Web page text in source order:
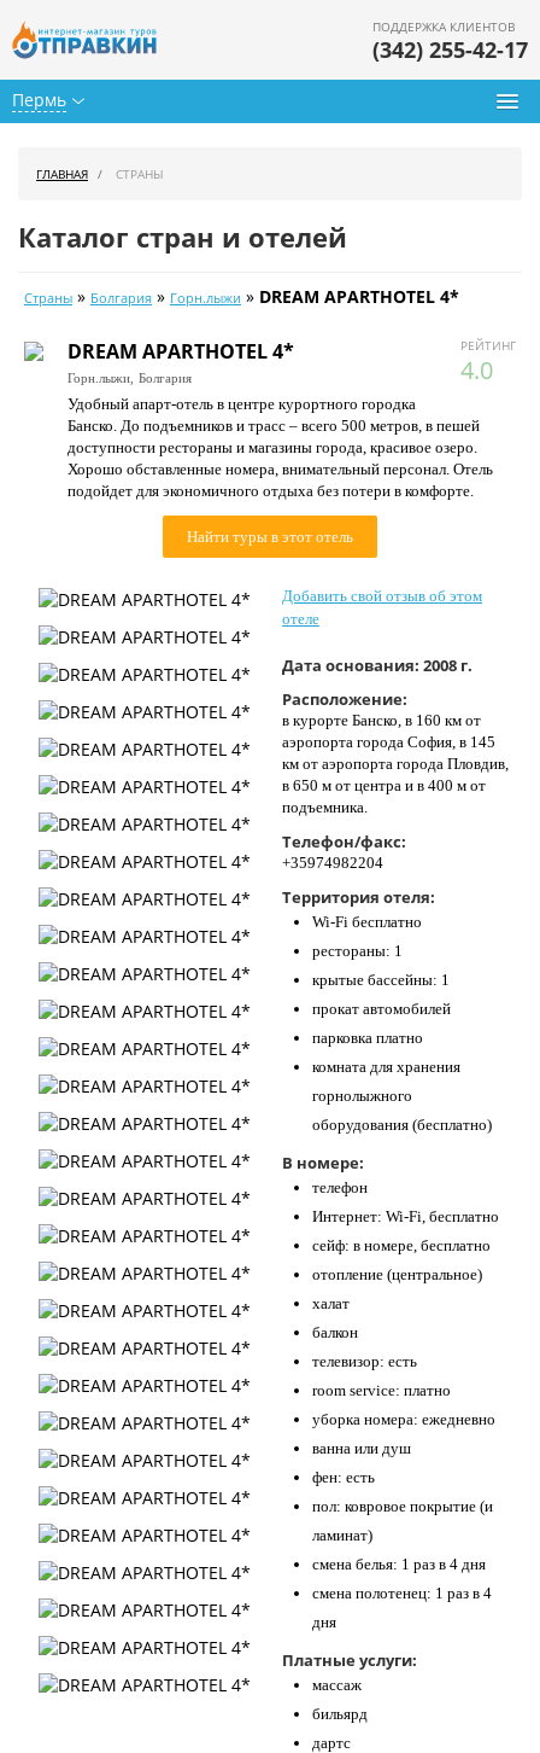
Пермь
ПОДДЕРЖКА КЛИЕНТОВ
(342) 255-42-17
Календарь туров
Цены дня
Страны
Как купить
ГЛАВНАЯ СТРАНЫ
Каталог стран и отелей
Страны » Болгария » Горн.лыжи » DREAM APARTHOTEL 4*
РЕЙТИНГ
4.0
DREAM APARTHOTEL 4*
Горн.лыжи, Болгария
Удобный апарт-отель в центре курортного городка
Банско. До подъемников и трасс – всего 500 метров, в пешей
доступности рестораны и магазины города, красивое озеро.
Хорошо обставленные номера, внимательный персонал. Отель
подойдет для экономичного отдыха без потери в комфорте.
Найти туры в этот отель
Добавить свой отзыв об этом
отеле
Дата основания: 2008 г.
Расположение:
в курорте Банско, в 160 км от
аэропорта города София, в 145
км от аэропорта города Пловдив,
в 650 м от центра и в 400 м от
подъемника.
Телефон/факс:
+35974982204
Территория отеля:
Wi-Fi бесплатно
рестораны: 1
крытые бассейны: 1
прокат автомобилей
парковка платно
комната для хранения
горнолыжного
оборудования (бесплатно)
В номере:
телефон
Интернет: Wi-Fi, бесплатно
сейф: в номере, бесплатно
отопление (центральное)
халат
балкон
телевизор: есть
room service: платно
уборка номера: ежедневно
ванна или душ
фен: есть
пол: ковровое покрытие (и
ламинат)
смена белья: 1 раз в 4 дня
смена полотенец: 1 раз в 4
дня
Платные услуги:
массаж
бильярд
дартс